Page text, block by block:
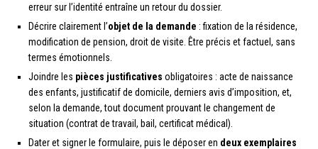
erreur sur l’identité entraîne un retour du dossier.
Décrire clairement l’objet de la demande : fixation de la résidence,
modification de pension, droit de visite. Être précis et factuel, sans
termes émotionnels.
Joindre les pièces justificatives obligatoires : acte de naissance
des enfants, justificatif de domicile, derniers avis d’imposition, et,
selon la demande, tout document prouvant le changement de
situation (contrat de travail, bail, certificat médical).
Dater et signer le formulaire, puis le déposer en deux exemplaires